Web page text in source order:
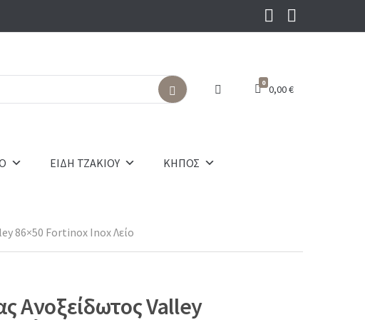
S
h
0 0,00€
ΕΙΔΗ ΤΖΑΚΙΟΥ ΚΗΠΟΣ
86×50 Fortinox Inox Λείο
Ανοξείδωτος Valley